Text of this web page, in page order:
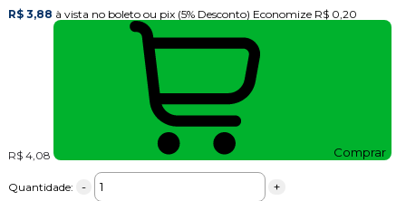
R$ 3,88 à vista no boleto ou pix (5% Desconto) Economize R$ 0,20
R$ 4,08 Comprar
Quantidade: - +